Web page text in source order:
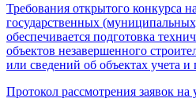
Требования открытого конкурса
государственных
обеспечивается подготовка
объектов незавершенного
или сведений об объектах учета
Протокол рассмотрения заявок на